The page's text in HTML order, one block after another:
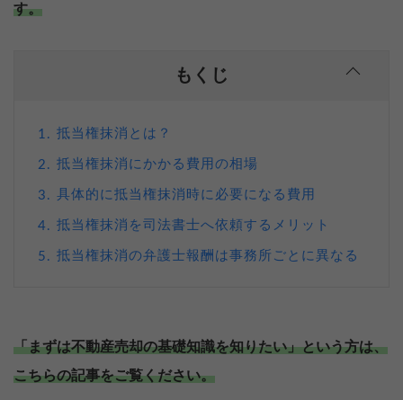
す。
もくじ
1. 抵当権抹消とは？
2. 抵当権抹消にかかる費用の相場
3. 具体的に抵当権抹消時に必要になる費用
4. 抵当権抹消を司法書士へ依頼するメリット
5. 抵当権抹消の弁護士報酬は事務所ごとに異なる
「まずは不動産売却の基礎知識を知りたい」という方は、
こちらの記事をご覧ください。